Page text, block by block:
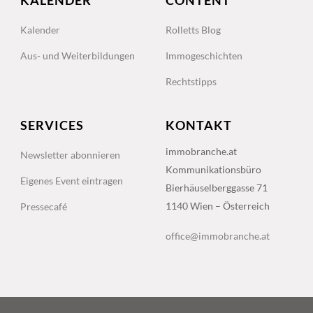
Kalender
Aus- und Weiterbildungen
Rolletts Blog
Immogeschichten
Rechtstipps
SERVICES
Newsletter abonnieren
Eigenes Event eintragen
Pressecafé
KONTAKT
immobranche.at
Kommunikationsbüro
Bierhäuselberggasse 71
1140 Wien – Österreich
office@immobranche.at